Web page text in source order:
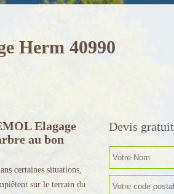
Herm 40990
Elagage
au bon
certaines situations,
sur le terrain du
Devis gratuit